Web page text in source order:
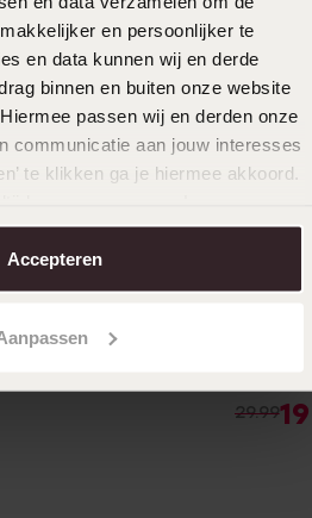
en persoonlijker te
en data kunnen wij en derde
binnen en buiten onze website
passen wij en derden onze
communicatie aan jouw interesses
te klikken ga je hiermee akkoord.
.
Accepteren
ring bloem voor
29.9919
-33%